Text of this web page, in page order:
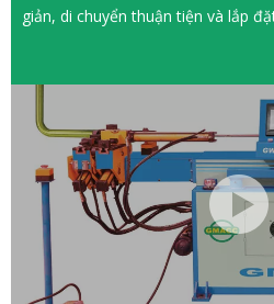
giản, di chuyển thuận tiện và lắp